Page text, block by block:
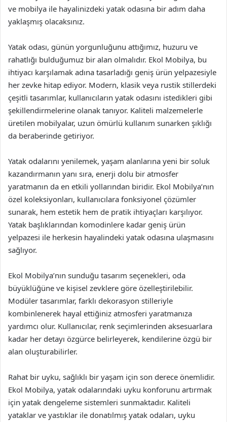
ve mobilya ile hayalinizdeki yatak odasına bir adım daha
yaklaşmış olacaksınız.
Yatak odası, günün yorgunluğunu attığımız, huzuru ve
rahatlığı bulduğumuz bir alan olmalıdır. Ekol Mobilya, bu
ihtiyacı karşılamak adına tasarladığı geniş ürün yelpazesiyle
her zevke hitap ediyor. Modern, klasik veya rustik stillerdeki
çeşitli tasarımlar, kullanıcıların yatak odasını istedikleri gibi
şekillendirmelerine olanak tanıyor. Kaliteli malzemelerle
üretilen mobilyalar, uzun ömürlü kullanım sunarken şıklığı
da beraberinde getiriyor.
Yatak odalarını yenilemek, yaşam alanlarına yeni bir soluk
kazandırmanın yanı sıra, enerji dolu bir atmosfer
yaratmanın da en etkili yollarından biridir. Ekol Mobilya’nın
özel koleksiyonları, kullanıcılara fonksiyonel çözümler
sunarak, hem estetik hem de pratik ihtiyaçları karşılıyor.
Yatak başlıklarından komodinlere kadar geniş ürün
yelpazesi ile herkesin hayalindeki yatak odasına ulaşmasını
sağlıyor.
Ekol Mobilya’nın sunduğu tasarım seçenekleri, oda
büyüklüğüne ve kişisel zevklere göre özelleştirilebilir.
Modüler tasarımlar, farklı dekorasyon stilleriyle
kombinlenerek hayal ettiğiniz atmosferi yaratmanıza
yardımcı olur. Kullanıcılar, renk seçimlerinden aksesuarlara
kadar her detayı özgürce belirleyerek, kendilerine özgü bir
alan oluşturabilirler.
Rahat bir uyku, sağlıklı bir yaşam için son derece önemlidir.
Ekol Mobilya, yatak odalarındaki uyku konforunu artırmak
için yatak dengeleme sistemleri sunmaktadır. Kaliteli
yataklar ve yastıklar ile donatılmış yatak odaları, uyku